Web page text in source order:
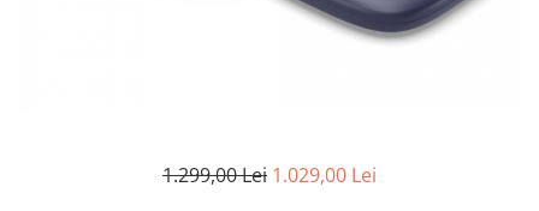
1.299,00 Lei 1.029,00 Lei